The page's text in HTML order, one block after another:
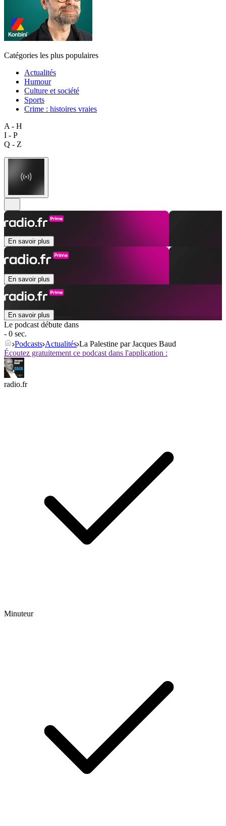
Catégories les plus populaires
Actualités
Humour
Culture et société
Sports
Crime : histoires vraies
A - H
I - P
Q - Z
En savoir plus
En savoir plus
En savoir plus
Le podcast débute dans
- 0 sec.
Podcasts Actualités La Palestine par Jacques Baud
Écoutez gratuitement ce podcast dans l'application :
radio.fr
Minuteur